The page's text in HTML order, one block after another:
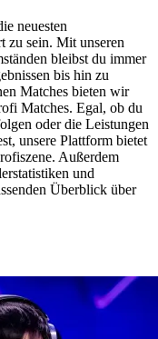
neuesten
zu sein. Mit unseren
bleibst du immer
bis hin zu
Matches bieten wir
Matches. Egal, ob du
oder die Leistungen
unsere Plattform bietet
Außerdem
und
Überblick über